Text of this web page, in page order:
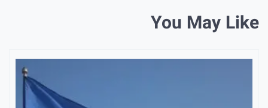
You May Like